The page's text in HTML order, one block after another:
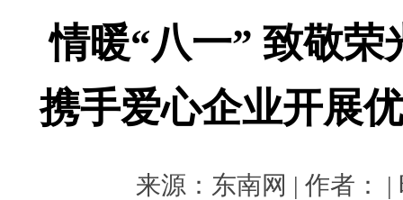
情暖“八一” 致敬荣
携手爱心企业开展
来源：东南网 | 作者： |